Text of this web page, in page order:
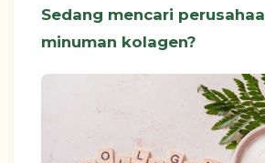
Sedang mencari
minuman kolagen?